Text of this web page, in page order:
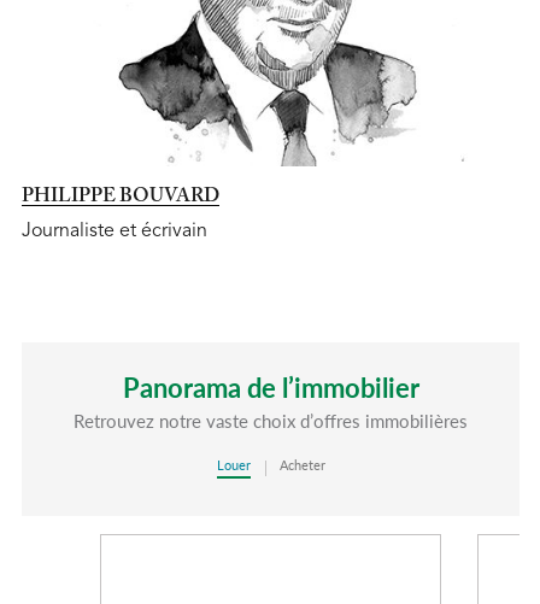
PHILIPPE BOUVARD
Journaliste et écrivain